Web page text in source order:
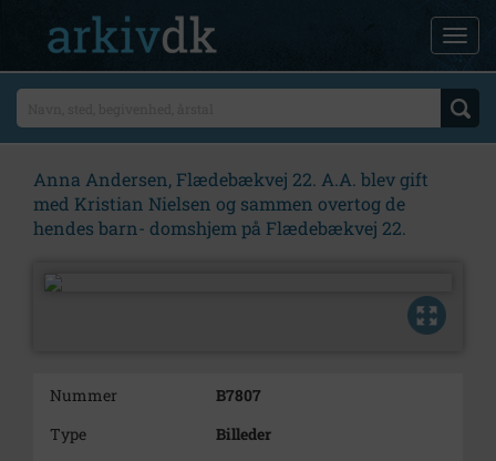
Anna Andersen, Flædebækvej 22. A.A. blev gift
med Kristian Nielsen og sammen overtog de
hendes barn- domshjem på Flædebækvej 22.
Nummer
B7807
Type
Billeder